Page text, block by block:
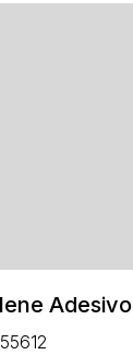
Adesivo